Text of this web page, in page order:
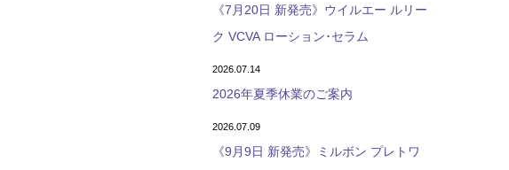
《7月20日 新発売》ウイルエー ルリー
ク VCVA ローション･セラム
2026.07.14
2026年夏季休業のご案内
2026.07.09
《9月9日 新発売》ミルボン プレトワ